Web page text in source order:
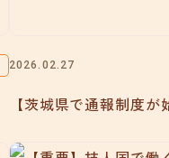
2026.02.27
【茨城県で通報制度が